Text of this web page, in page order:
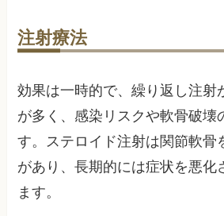
注射療法
効果は一時的で、繰り返し注射
が多く、感染リスクや軟骨破壊
す。ステロイド注射は関節軟骨
があり、長期的には症状を悪化
ます。